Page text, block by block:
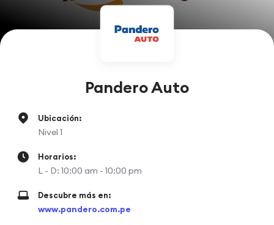
Pandero Auto
Ubicación:
Nivel 1
Horarios:
L - D: 10:00 am - 10:00 pm
Descubre más en:
www.pandero.com.pe